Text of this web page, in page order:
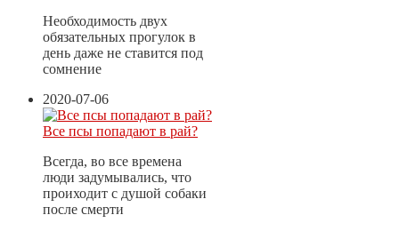
Необходимость двух
обязательных прогулок в
день даже не ставится под
сомнение
2020-07-06
Все псы попадают в рай?
Всегда, во все времена
люди задумывались, что
проиходит с душой собаки
после смерти